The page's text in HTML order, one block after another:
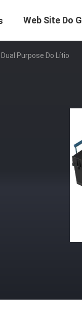
Web Site Do
Purpose Do Lítio